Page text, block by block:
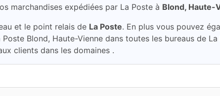
marchandises expédiées par La Poste à Blond, Haute-
et le point relais de La Poste. En plus vous pouvez
Blond, Haute-Vienne dans toutes les bureaus de
clients dans les domaines .